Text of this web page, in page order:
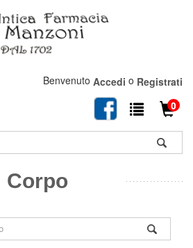
Benvenuto Accedi o Registrati
0
Corpo